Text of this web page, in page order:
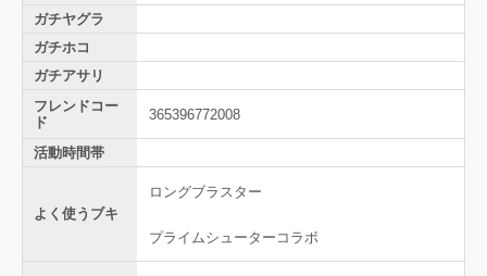
ガチヤグラ
ガチホコ
ガチアサリ
フレンドコー
ド
365396772008
活動時間帯
よく使うブキ
ロングブラスター
プライムシューターコラボ